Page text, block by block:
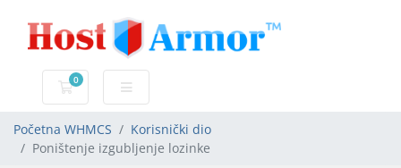
0
Košarica
Početna WHMCS
Korisnički dio
Poništenje izgubljenje lozinke